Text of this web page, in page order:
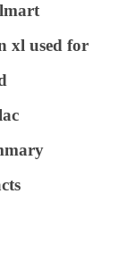
xl used for